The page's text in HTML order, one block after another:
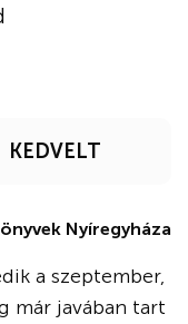
KEDVELT
Nyíregyháza
a szeptember,
már javában tart